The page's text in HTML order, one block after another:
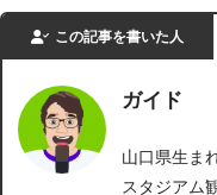
この記事を書いた人
ガイド
山口県生ま
スタジアム